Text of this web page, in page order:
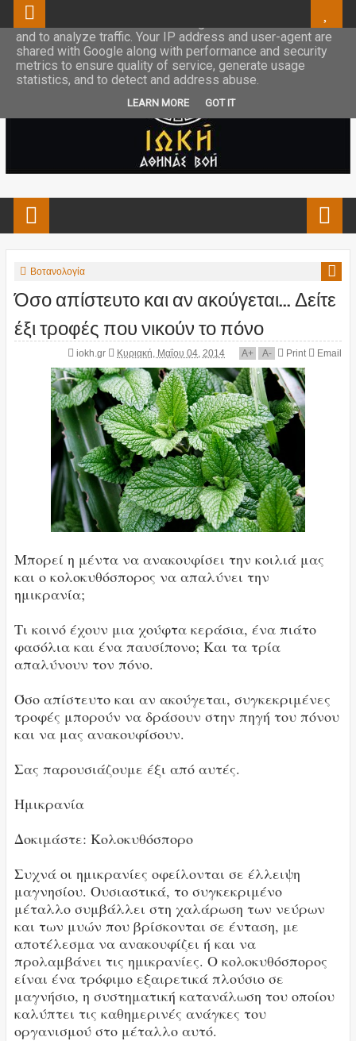
Βοτανολογία
Όσο απίστευτο και αν ακούγεται... Δείτε
έξι τροφές που νικούν το πόνο
iokh.gr Κυριακή, Μαΐου 04, 2014 A+ A- Print Email
Μπορεί η μέντα να ανακουφίσει την κοιλιά μας
και ο κολοκυθόσπορος να απαλύνει την
ημικρανία;
Τι κοινό έχουν μια χούφτα κεράσια, ένα πιάτο
φασόλια και ένα παυσίπονο; Και τα τρία
απαλύνουν τον πόνο.
Όσο απίστευτο και αν ακούγεται, συγκεκριμένες
τροφές μπορούν να δράσουν στην πηγή του πόνου
και να μας ανακουφίσουν.
Σας παρουσιάζουμε έξι από αυτές.
Ημικρανία
Δοκιμάστε: Κολοκυθόσπορο
Συχνά οι ημικρανίες οφείλονται σε έλλειψη
μαγνησίου. Ουσιαστικά, το συγκεκριμένο
μέταλλο συμβάλλει στη χαλάρωση των νεύρων
και των μυών που βρίσκονται σε ένταση, με
αποτέλεσμα να ανακουφίζει ή και να
προλαμβάνει τις ημικρανίες. Ο κολοκυθόσπορος
είναι ένα τρόφιμο εξαιρετικά πλούσιο σε
μαγνήσιο, η συστηματική κατανάλωση του οποίου
καλύπτει τις καθημερινές ανάγκες του
οργανισμού στο μέταλλο αυτό.
This site uses cookies from Google to deliver its services
and to analyze traffic. Your IP address and user-agent are
shared with Google along with performance and security
metrics to ensure quality of service, generate usage
statistics, and to detect and address abuse.
LEARN MORE GOT IT